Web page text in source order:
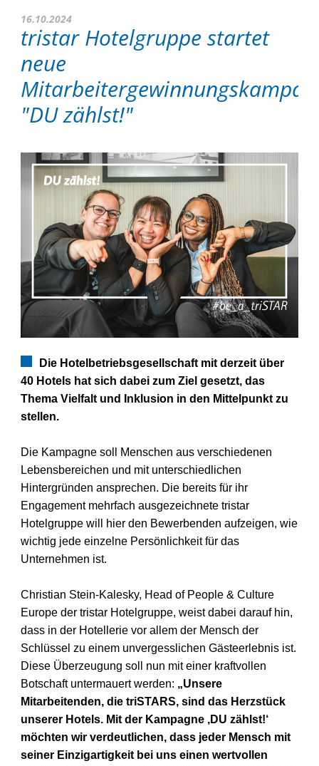
16.10.2024
tristar Hotelgruppe startet
neue
"DU zählst!"
Die Hotelbetriebsgesellschaft mit derzeit über
40 Hotels hat sich dabei zum Ziel gesetzt, das
Thema Vielfalt und Inklusion in den Mittelpunkt zu
stellen.
Die Kampagne soll Menschen aus verschiedenen
Lebensbereichen und mit unterschiedlichen
Hintergründen ansprechen. Die bereits für ihr
Engagement mehrfach ausgezeichnete tristar
Hotelgruppe will hier den Bewerbenden aufzeigen, wie
wichtig jede einzelne Persönlichkeit für das
Unternehmen ist.
Christian Stein-Kalesky, Head of People & Culture
Europe der tristar Hotelgruppe, weist dabei darauf hin,
dass in der Hotellerie vor allem der Mensch der
Schlüssel zu einem unvergesslichen Gästeerlebnis ist.
Diese Überzeugung soll nun mit einer kraftvollen
Botschaft untermauert werden: „Unsere
Mitarbeitenden, die triSTARS, sind das Herzstück
unserer Hotels. Mit der Kampagne ‚DU zählst!‘
möchten wir verdeutlichen, dass jeder Mensch mit
seiner Einzigartigkeit bei uns einen wertvollen